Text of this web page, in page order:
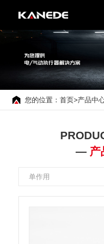
您的位置： 首页>产品中
— 产
单作用